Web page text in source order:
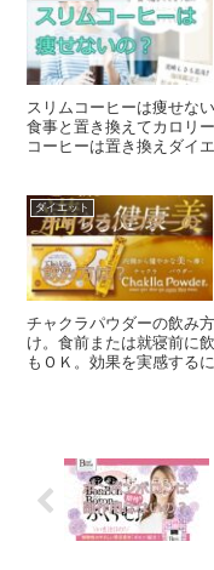
スリムコーヒーは痩せな
食事と置き換えてカロリ
コーヒーは置き換えダイ
ダイエット
チャクラパウダーの飲み
け。食前または就寝前に
もＯＫ。効果を実感する